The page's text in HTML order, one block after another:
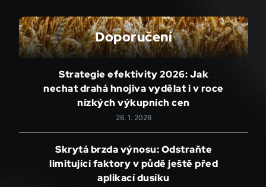
Doporučení
Strategie efektivity 2026: Jak
nechat drahá hnojiva vydělat i v roce
nízkých výkupních cen
26. 1. 2026
Skrytá brzda výnosu: Odstraňte
limitující faktory v půdě ještě před
aplikací dusíku